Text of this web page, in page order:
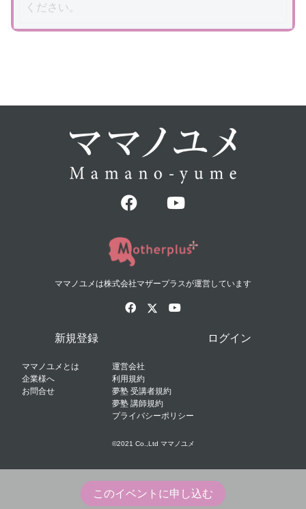
このイベントに申し込む
ください。
ママノユメは株式会社マザープラスが運営しています
新規登録 ログイン
ママノユメとは
企業様へ
お問合せ
運営会社
利用規約
夢塾 受講者規約
夢塾 講師規約
プライバシーポリシー
©2021 Co.,Ltd ママノユメ